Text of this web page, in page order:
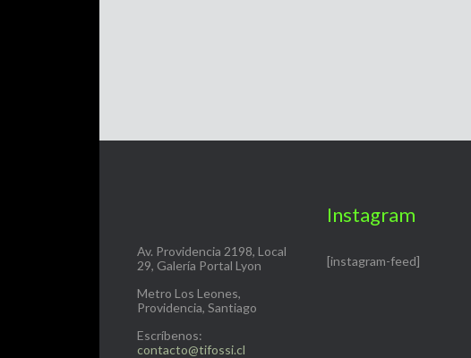
Av. Providencia 2198, Local
29, Galería Portal Lyon
Metro Los Leones,
Providencia, Santiago
Escríbenos:
contacto@tifossi.cl
Instagram
[instagram-feed]